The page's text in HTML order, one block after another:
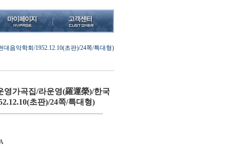
음악학회/1952.12.10(초판)/24쪽/특대형)
영가곡집/라운영(羅運榮)/한국
초판)/24쪽/특대형)